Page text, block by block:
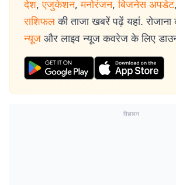
देश, एजुकेशन, मनोरंजन, बिजनेस अपडेट,
राशिफल की ताजा खबरें पढ़ें यहां. रोजाना
न्यूज और लाइव न्यूज कवरेज के लिए
विज्ञापन